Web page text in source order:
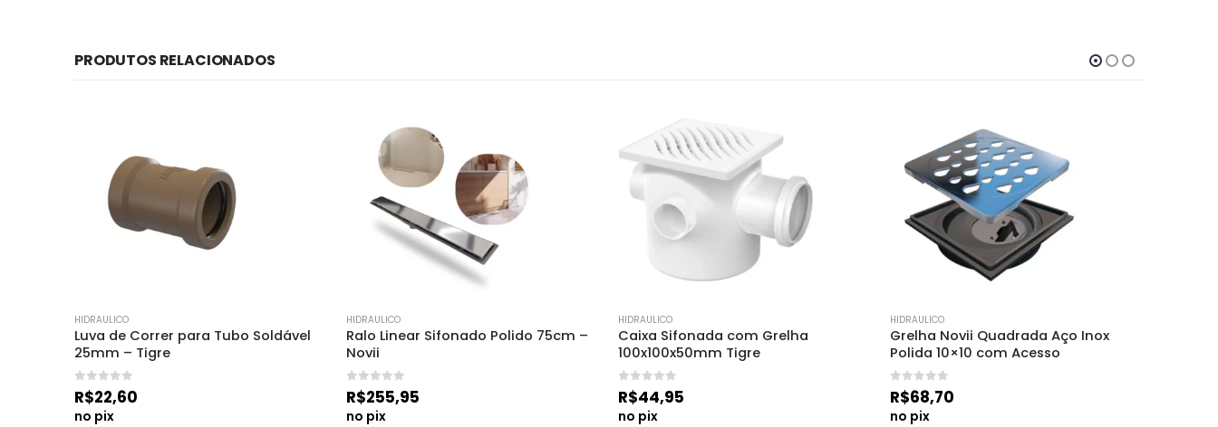
PRODUTOS RELACIONADOS
HIDRAULICO
Luva de Correr para Tubo Soldável
25mm – Tigre
de 5
R$22,60
no pix
HIDRAULICO
Ralo Linear Sifonado Polido 75cm –
Novii
de 5
R$255,95
no pix
HIDRAULICO
Caixa Sifonada com Grelha
100x100x50mm Tigre
de 5
R$44,95
no pix
HIDRAULICO
Grelha Novii Quadrada Aço Inox
Polida 10×10 com Acesso
de 5
R$68,70
no pix